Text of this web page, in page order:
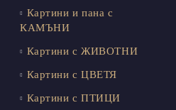
Картини и пана с
КАМЪНИ
Картини с ЖИВОТНИ
Картини с ЦВЕТЯ
Картини с ПТИЦИ